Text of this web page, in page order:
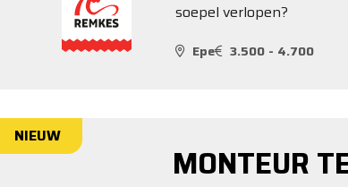
soepel verlopen?
Epe 3.500 - 4.700
NIEUW
MONTEUR